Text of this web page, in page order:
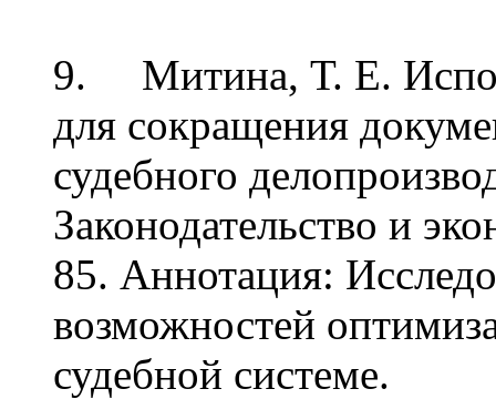
9. Митина, Т. Е.
для сокращения
судебного
Законодательство и
85. Аннотация:
возможностей
судебной системе.